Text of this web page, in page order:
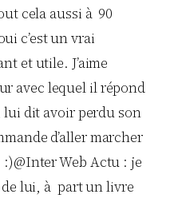
cela aussi à 90
c’est un vrai
et utile. J’aime
avec lequel il répond
dit avoir perdu son
d’aller marcher
Web Actu : je
de lui, à part un livre